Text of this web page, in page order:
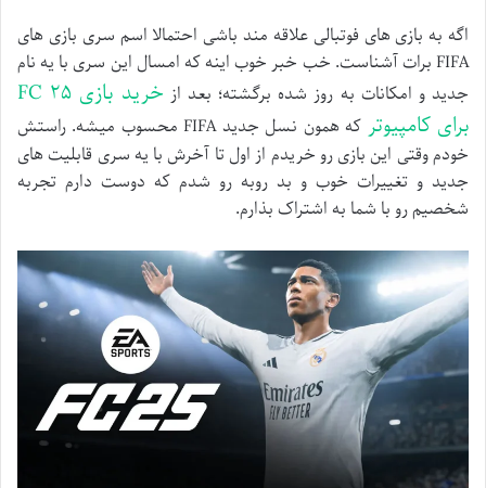
اگه به بازی های فوتبالی علاقه مند باشی احتمالا اسم سری بازی های
FIFA برات آشناست. خب خبر خوب اینه که امسال این سری با یه نام
جدید و امکانات به روز شده برگشته؛ بعد از
خرید بازی FC ۲۵
برای کامپیوتر
که همون نسل جدید FIFA محسوب میشه. راستش
خودم وقتی این بازی رو خریدم از اول تا آخرش با یه سری قابلیت های
جدید و تغییرات خوب و بد روبه رو شدم که دوست دارم تجربه
شخصیم رو با شما به اشتراک بذارم.